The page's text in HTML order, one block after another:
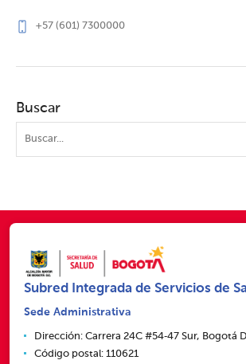
+57 (601) 7300000
Buscar
Subred Integrada de Servicios de
Sede Administrativa
Dirección: Carrera 24C #54‑47 Sur, Bogotá
Código postal: 110621